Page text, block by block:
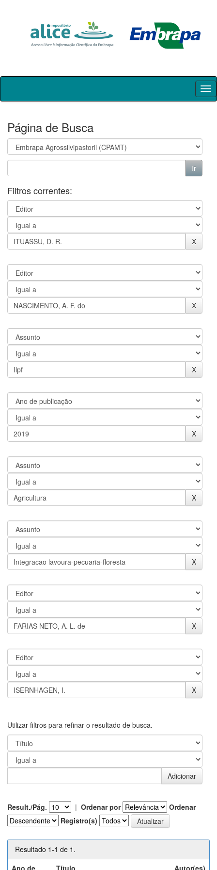
Skip
Página de Busca
Filtros correntes:
Utilizar filtros para refinar o resultado de busca.
Result./Pág. | Ordenar por
Ordenar
Registro(s)
Resultado 1-1 de 1.
Ano de
Título Autor(es)